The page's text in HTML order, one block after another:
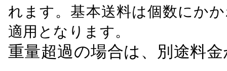
れます。基本送料は個数にか
適用となります。
重量超過の場合は、別途料